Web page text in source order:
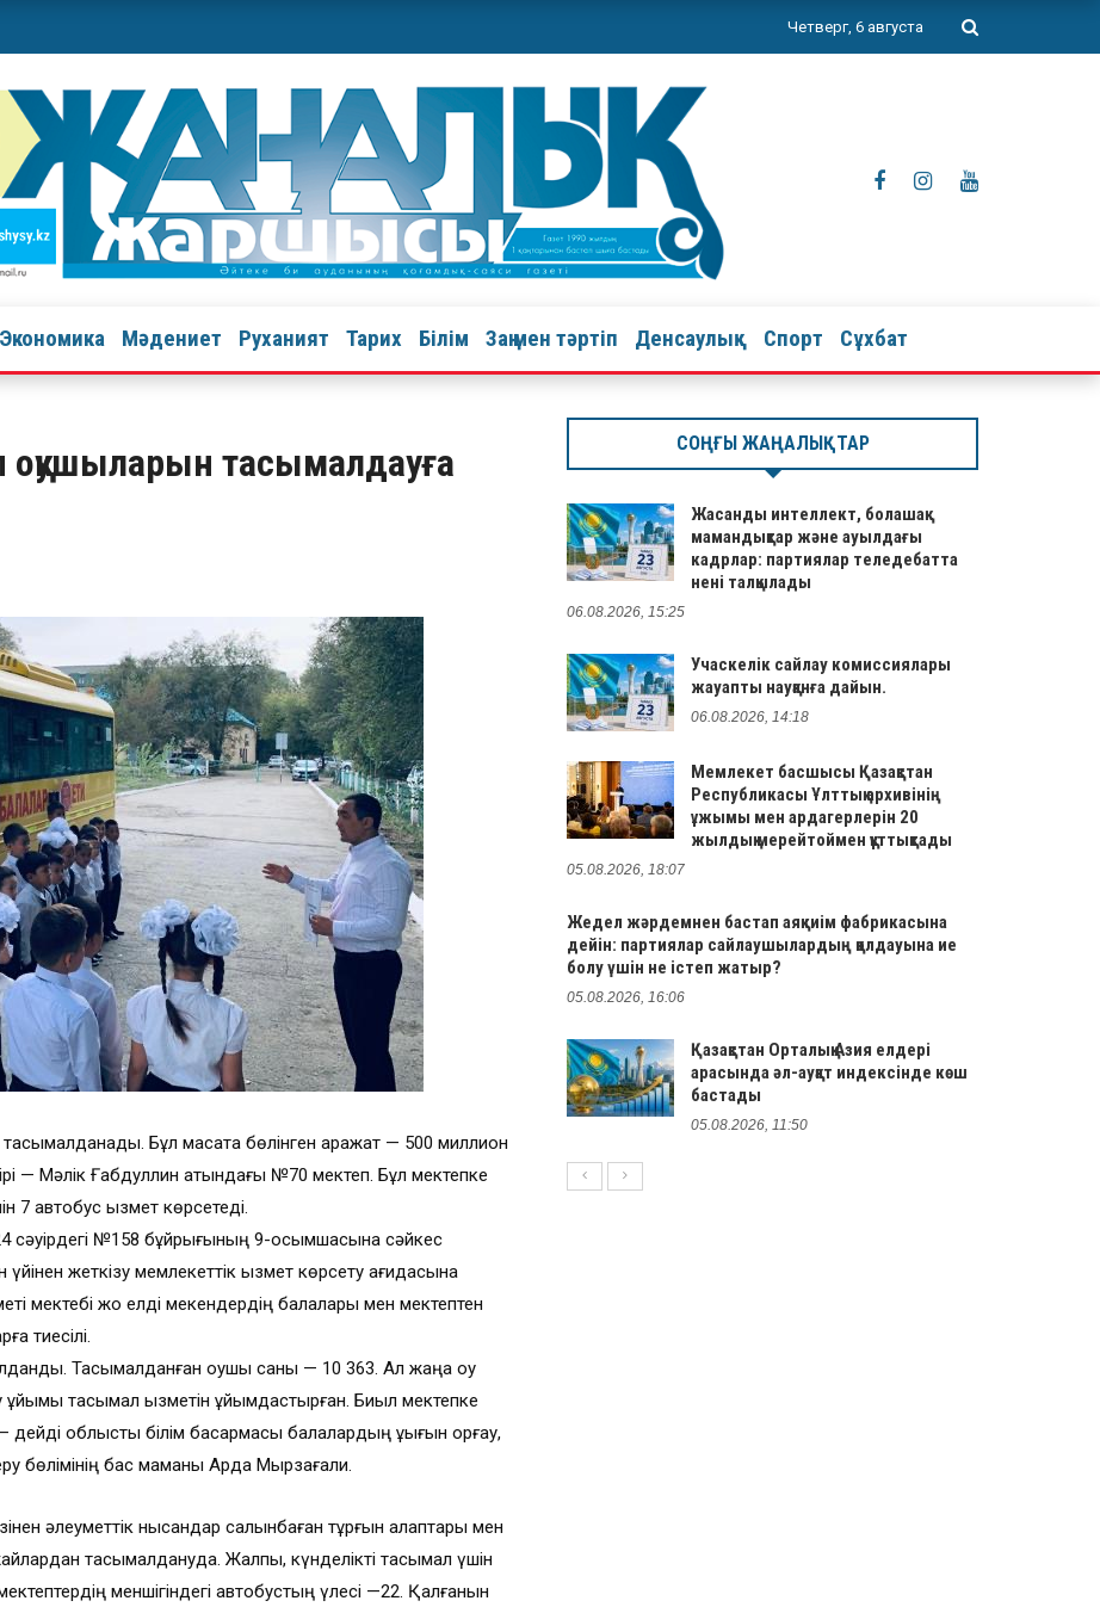
Четверг, 6 августа
Экономика Мәдениет Руханият Тарих Білім Заң мен тәртіп Денсаулық Спорт Сұхбат
оқушыларын тасымалдауға
Бұл мақсатқа бөлінген қаражат — 500 миллион
— Мәлік Ғабдуллин атындағы №70 мектеп. Бұл мектепке
7 автобус қызмет көрсетеді.
сәуірдегі №158 бұйрығының 9-қосымшасына сәйкес
жеткізу мемлекеттік қызмет көрсету қағидасына
мектебі жоқ елді мекендердің балалары мен мектептен
тиесілі.
Тасымалданған оқушы саны — 10 363. Ал жаңа оқу
тасымал қызметін ұйымдастырған. Биыл мектепке
облыстық білім басқармасы балалардың құқығын қорғау,
бөлімінің бас маманы Ардақ Мырзағали.
әлеуметтік нысандар салынбаған тұрғын алаптары мен
тасымалдануда. Жалпы, күнделікті тасымал үшін
меншігіндегі автобустың үлесі —22. Қалғанын
СОҢҒЫ ЖАҢАЛЫҚТАР
Жасанды интеллект, болашақ
мамандықтар және ауылдағы
кадрлар: партиялар теледебатта
нені талқылады
06.08.2026, 15:25
Учаскелік сайлау комиссиялары
жауапты науқанға дайын.
06.08.2026, 14:18
Мемлекет басшысы Қазақстан
Республикасы Ұлттық архивінің
ұжымы мен ардагерлерін 20
жылдық мерейтоймен құттықтады
05.08.2026, 18:07
Жедел жәрдемнен бастап аяқкиім фабрикасына
дейін: партиялар сайлаушылардың қолдауына ие
болу үшін не істеп жатыр?
05.08.2026, 16:06
Қазақстан Орталық Азия елдері
арасында әл-ауқат индексінде көш
бастады
05.08.2026, 11:50